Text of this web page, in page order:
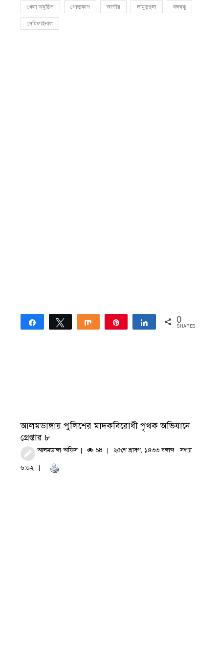
খেলা অনুষ্ঠিত গোল্ডকাপ জাতীয় দামুড়হুদা বঙ্গবন্ধু
সেমিফাইনাল
Share Tweet Share Share 0
SHARES
আলমডাঙ্গায় পুলিশের মাদকবিরোধী পৃথক অভিযানে
গ্রেপ্তার ৮
আলমডাঙ্গা অফিস 58 ২৫শে শ্রাবণ, ১৪৩৩ বঙ্গাব্দ · সন্ধ্যা
৬:০২